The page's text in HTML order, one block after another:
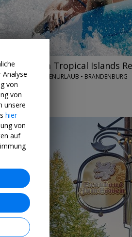
1 Nacht im Tropical Islands
ICH-WILL-FAMILIENURLAUB • BRANDENBURG
AB SOFORT
von
von
unsere
hier
von
auf